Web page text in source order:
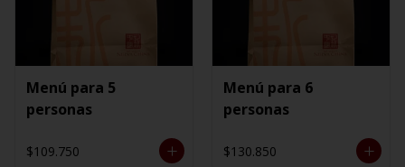
Menú para 5
personas
$109.750
Menú para 6
personas
$130.850